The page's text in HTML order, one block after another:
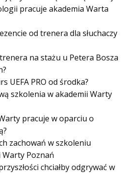
pracuje akademia Warta
od trenera dla słuchaczy
trenera na stażu u Petera Bosza
UEFA PRO od środka?
szkolenia w akademii Warty
pracuje w oparciu o
zachowań w szkoleniu
Poznań
chciałby odgrywać w